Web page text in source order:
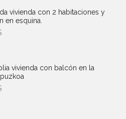
vivienda con 2 habitaciones y
en esquina.
vivienda con balcón en la